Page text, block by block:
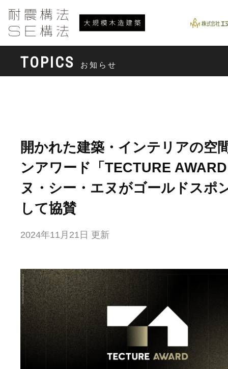
TOPICS お知らせ
開かれた建築・インテリアの空
ンアワード「TECTURE
ヌ・シー・エヌがゴールドスポ
して協賛
2024年11月21日 更新